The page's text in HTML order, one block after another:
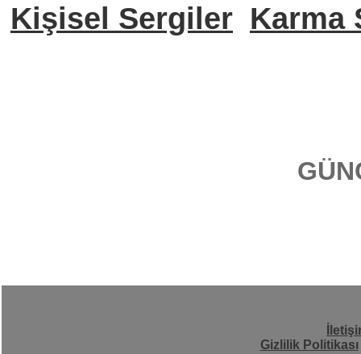
Kişisel Sergiler Karma
Gizlilik Politikası